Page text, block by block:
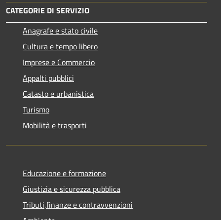
CATEGORIE DI SERVIZIO
Anagrafe e stato civile
Cultura e tempo libero
Imprese e Commercio
Appalti pubblici
Catasto e urbanistica
Turismo
Mobilità e trasporti
Educazione e formazione
Giustizia e sicurezza pubblica
Tributi,finanze e contravvenzioni